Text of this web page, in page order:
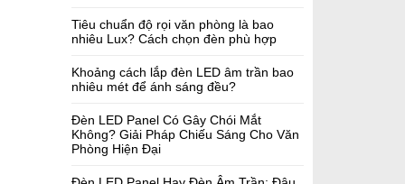
Tiêu chuẩn độ rọi văn phòng là bao
nhiêu Lux? Cách chọn đèn phù hợp
Khoảng cách lắp đèn LED âm trần bao
nhiêu mét để ánh sáng đều?
Đèn LED Panel Có Gây Chói Mắt
Không? Giải Pháp Chiếu Sáng Cho Văn
Phòng Hiện Đại